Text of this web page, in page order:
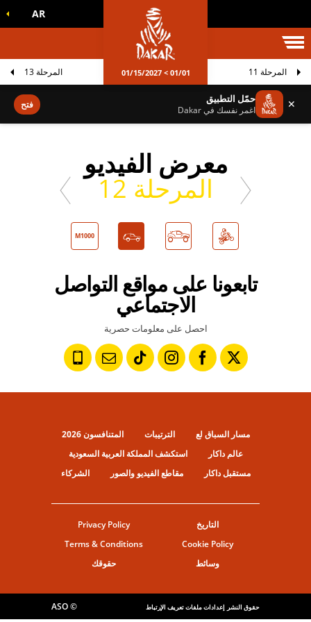
داكار AR
01/01 > 01/15/2027 المرحلة 11 المرحلة 13
✕ حمّل التطبيق
اغمر نفسك في Dakar فتح
معرض الفيديو
المرحلة 12
M1000
تابعونا على مواقع التواصل
الاجتماعي
احصل على معلومات حصرية
مسار السباق لع الترتيبات
المتنافسون 2026
عالم داكار
استكشف المملكة العربية السعودية
مستقبل داكار
مقاطع الفيديو والصور الشركاء
التاريخ
Privacy Policy
Cookie Policy
Terms & Conditions
وسائط
حقوقك
حقوق النشر إعدادات ملفات تعريف الإرتباط © ASO